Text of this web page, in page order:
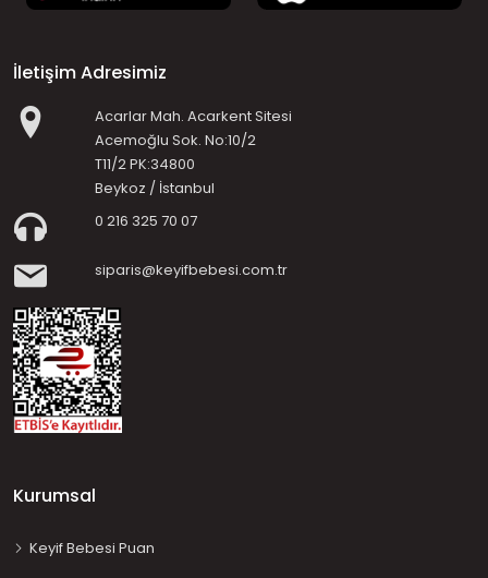
İletişim Adresimiz
Acarlar Mah. Acarkent Sitesi
Acemoğlu Sok. No:10/2
T11/2 PK:34800
Beykoz / İstanbul
0 216 325 70 07
siparis@keyifbebesi.com.tr
Kurumsal
Keyif Bebesi Puan